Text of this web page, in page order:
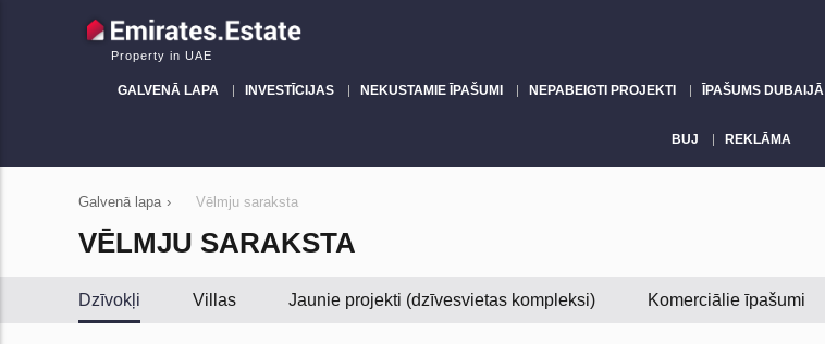
Property in UAE
GALVENĀ LAPA INVESTĪCIJAS NEKUSTAMIE ĪPAŠUMI NEPABEIGTI PROJEKTI ĪPAŠUMS DUBAIJĀ
BUJ REKLĀMA
Galvenā lapa › Vēlmju saraksta
VĒLMJU SARAKSTA
Dzīvokļi Villas Jaunie projekti (dzīvesvietas kompleksi) Komerciālie īpašumi